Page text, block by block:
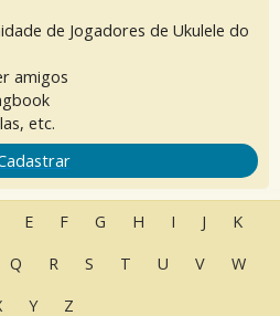
de Jogadores de Ukulele do
amigos
etc.
E F G H I J
K
Q R S T U V
W
Y Z